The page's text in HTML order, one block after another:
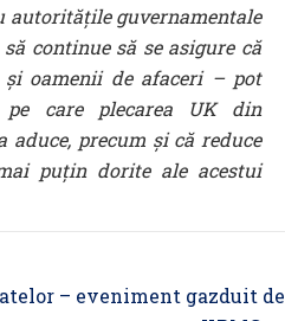
autoritățile guvernamentale
să continue să se asigure că
oamenii de afaceri – pot
pe care plecarea UK din
aduce, precum și că reduce
puțin dorite ale acestui
– eveniment gazduit de